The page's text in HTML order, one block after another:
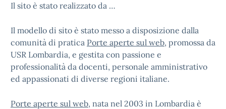
Il sito è stato realizzato da …
Il modello di sito è stato messo a disposizione dalla
comunità di pratica Porte aperte sul web, promossa da
USR Lombardia, e gestita con passione e
professionalità da docenti, personale amministrativo
ed appassionati di diverse regioni italiane.
Porte aperte sul web, nata nel 2003 in Lombardia è